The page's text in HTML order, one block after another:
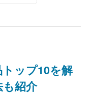
ップ10を解
紹介